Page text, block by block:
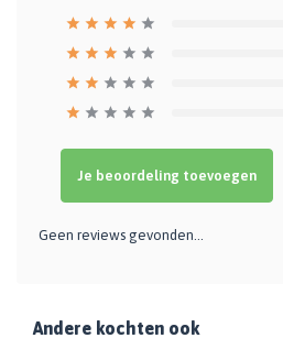
Je beoordeling toevoegen
Geen reviews gevonden...
Andere kochten ook